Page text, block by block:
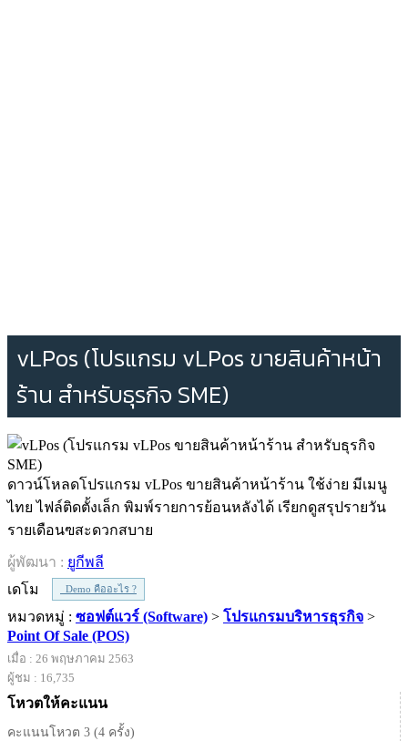
vLPos (โปรแกรม vLPos ขายสินค้าหน้า
ร้าน สำหรับธุรกิจ SME)
ดาวน์โหลดโปรแกรม vLPos ขายสินค้าหน้าร้าน ใช้ง่าย มีเมนู
ไทย ไฟล์ติดตั้งเล็ก พิมพ์รายการย้อนหลังได้ เรียกดูสรุปรายวัน
รายเดือนฃสะดวกสบาย
ผู้พัฒนา : ยูกีพลี
เดโม
Demo คืออะไร ?
หมวดหมู่ : ซอฟต์แวร์ (Software) > โปรแกรมบริหารธุรกิจ >
Point Of Sale (POS)
เมื่อ : 26 พฤษภาคม 2563
ผู้ชม : 16,735
โหวตให้คะแนน
คะแนนโหวต 3 (4 ครั้ง)